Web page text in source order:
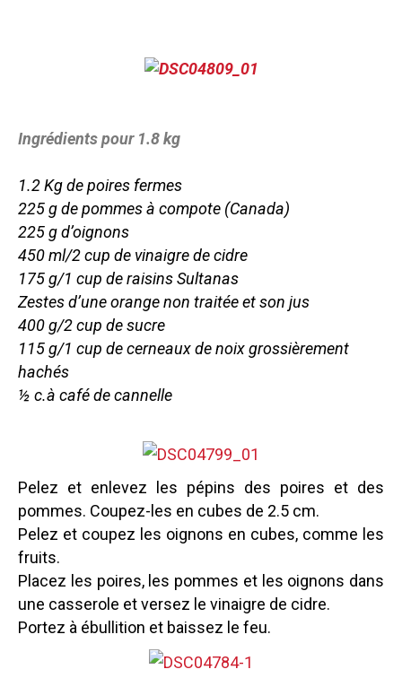
Ingrédients pour 1.8 kg
1.2 Kg de poires fermes
225 g de pommes à compote (Canada)
225 g d’oignons
450 ml/2 cup de vinaigre de cidre
175 g/1 cup de raisins Sultanas
Zestes d’une orange non traitée et son jus
400 g/2 cup de sucre
115 g/1 cup de cerneaux de noix grossièrement
hachés
½ c.à café de cannelle
Pelez et enlevez les pépins des poires et des
pommes. Coupez-les en cubes de 2.5 cm.
Pelez et coupez les oignons en cubes, comme les
fruits.
Placez les poires, les pommes et les oignons dans
une casserole et versez le vinaigre de cidre.
Portez à ébullition et baissez le feu.